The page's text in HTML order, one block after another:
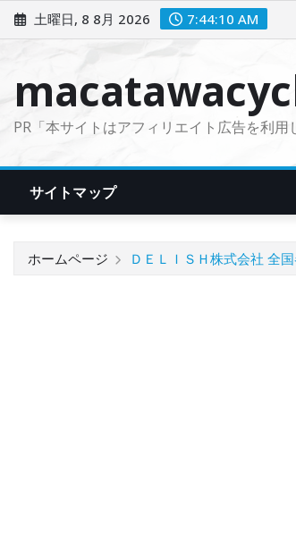
ン
土曜日, 8 8月 2026 7:44:11 AM
PR「本サイトはアフィリエイト広告を利用
サイトマップ
ホームページ ＤＥＬＩＳＨ株式会社 全